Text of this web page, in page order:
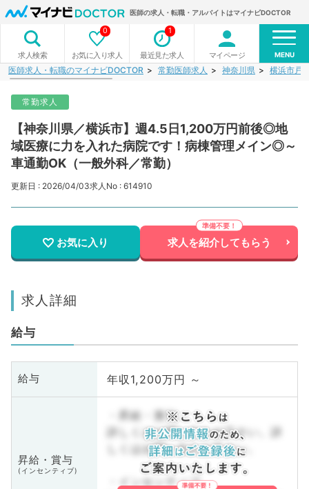
医師の求人・転職・アルバイトはマイナビDOCTOR
求人検索 お気に入り求人
0
最近見た求人
1
マイページ MENU
医師求人・転職のマイナビDOCTOR 常勤医師求人 神奈川県 横浜市戸
常勤求人
【神奈川県／横浜市】週4.5日1,200万円前後◎地
域医療に力を入れた病院です！病棟管理メイン◎～
車通勤OK（一般外科／常勤）
更新日 : 2026/04/03求人No : 614910
お気に入り 求人を紹介してもらう
求人詳細
給与
給与 年収1,200万円 ～
昇給・賞与
(インセンティブ)
・昇給・賞与
詳しくはお問い合わせ下さい。詳
しくはお問い合わせ下さい。
・インセンティブ